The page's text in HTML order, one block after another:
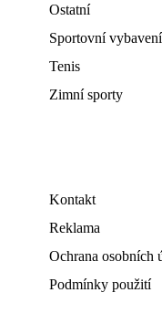
Ostatní
Sportovní vybavení
Tenis
Zimní sporty
Kontakt
Reklama
Ochrana osobních
Podmínky použití